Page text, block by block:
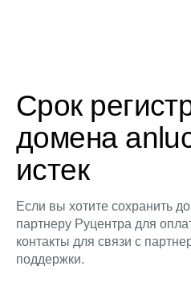
Срок
домена
истек
Если вы хотите сохранить
партнеру Руцентра для
контакты для связи с
поддержки.